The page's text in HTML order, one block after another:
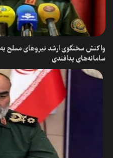
واکنش سخنگوی ارشد نیرو‌های مسلح به
سامانه‌های پدافندی